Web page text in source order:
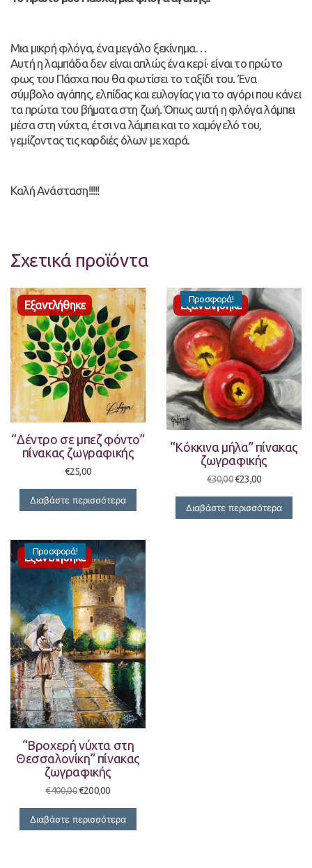
Μια μικρή φλόγα, ένα μεγάλο ξεκίνημα…
Αυτή η λαμπάδα δεν είναι απλώς ένα κερί· είναι το πρώτο
φως του Πάσχα που θα φωτίσει το ταξίδι του. Ένα
σύμβολο αγάπης, ελπίδας και ευλογίας για το αγόρι που κάνει
τα πρώτα του βήματα στη ζωή. Όπως αυτή η φλόγα λάμπει
μέσα στη νύχτα, έτσι να λάμπει και το χαμόγελό του,
γεμίζοντας τις καρδιές όλων με χαρά.
Καλή Ανάσταση!!!!!
Σχετικά προϊόντα
“Δέντρο σε μπεζ φόντο”
πίνακας ζωγραφικής
€25,00
Διαβάστε περισσότερα
Προσφορά!
“Κόκκινα μήλα” πίνακας
ζωγραφικής
€30,00Original
€30,00.
€23,00Η
είναι:
Διαβάστε περισσότερα
Προσφορά!
“Βροχερή νύχτα στη
Θεσσαλονίκη” πίνακας
ζωγραφικής
€400,00Original
€400,00.
€200,00Η
είναι:
Διαβάστε περισσότερα